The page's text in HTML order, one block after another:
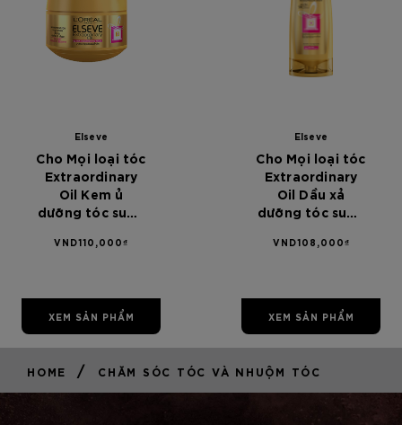
Elseve
Cho Mọi loại tóc
Extraordinary
Oil Kem ủ
dưỡng tóc suôn
Paris Elseve
Nourising Mask
200ml - Dành
cho mọi loại tóc
VND110,000₫
XEM SẢN PHẨM
Elseve
Cho Mọi loại tóc
Extraordinary
Oil Dầu xả
dưỡng tóc suôn
Paris Elseve
Nourising
Conditioner
chiết xuất từ
Dành cho mọi
loại tóc
VND108,000₫
XEM SẢN PHẨM
HOME / CHĂM SÓC TÓC VÀ NHUỘM TÓC